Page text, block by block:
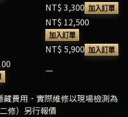
NT$ 3,300 加入訂單
NT$ 12,500
加入訂單
NT$ 5,900 加入訂單
—
藏費用．實際維修以現場檢測為
修）另行報價